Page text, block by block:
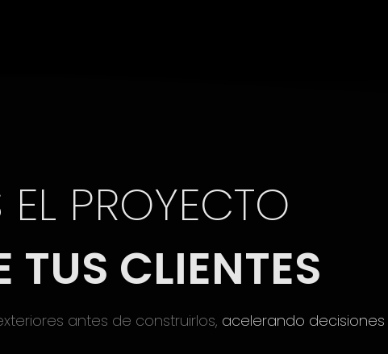
PROYECTO
TUS CLIENTES
antes de construirlos, acelerando decisiones